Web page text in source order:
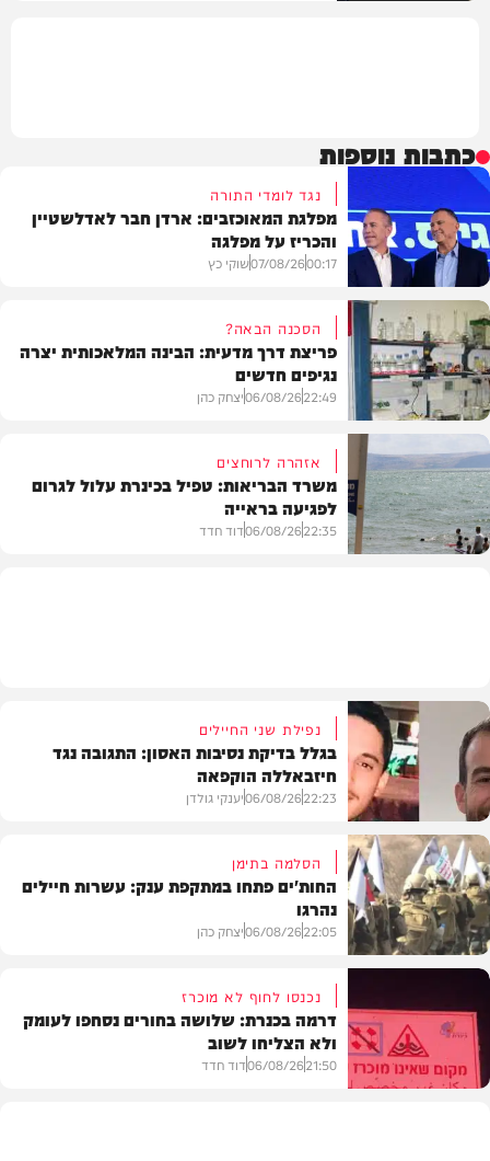
כתבות נוספות
פוליטי
נגד לומדי התורה
מפלגת המאוכזבים: ארדן חבר לאדלשטיין
והכריז על מפלגה
00:17
07/08/26שוקי כץ
בריאות
הסכנה הבאה?
פריצת דרך מדעית: הבינה המלאכותית יצרה
נגיפים חדשים
22:49
06/08/26יצחק כהן
אזהרה לרוחצים
משרד הבריאות: טפיל בכינרת עלול לגרום
לפגיעה בראייה
22:35
06/08/26דוד חדד
צבא וביטחון
נפילת שני החיילים
בגלל בדיקת נסיבות האסון: התגובה נגד
חיזבאללה הוקפאה
22:23
06/08/26יענקי גולדן
בעולם
הסלמה בתימן
החות'ים פתחו במתקפת ענק: עשרות חיילים
נהרגו
22:05
06/08/26יצחק כהן
נכנסו לחוף לא מוכרז
דרמה בכנרת: שלושה בחורים נסחפו לעומק
ולא הצליחו לשוב
21:50
06/08/26דוד חדד